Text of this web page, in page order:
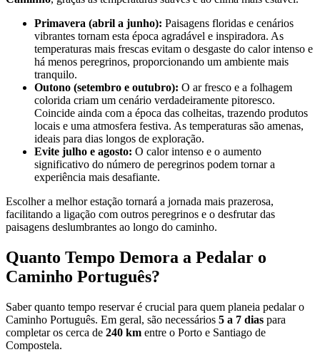
Costa da Prata: Porto a Coimbra biketour
Primavera (abril a junho): Paisagens floridas e cenários
vibrantes tornam esta época agradável e inspiradora. As
temperaturas mais frescas evitam o desgaste do calor intenso e
há menos peregrinos, proporcionando um ambiente mais
tranquilo.
Outono (setembro e outubro): O ar fresco e a folhagem
colorida criam um cenário verdadeiramente pitoresco.
Coincide ainda com a época das colheitas, trazendo produtos
locais e uma atmosfera festiva. As temperaturas são amenas,
ideais para dias longos de exploração.
Evite julho e agosto: O calor intenso e o aumento
significativo do número de peregrinos podem tornar a
experiência mais desafiante.
Escolher a melhor estação tornará a jornada mais prazerosa,
facilitando a ligação com outros peregrinos e o desfrutar das
paisagens deslumbrantes ao longo do caminho.
Quanto Tempo Demora a Pedalar o
Caminho Português?
Saber quanto tempo reservar é crucial para quem planeia pedalar o
Caminho Português. Em geral, são necessários 5 a 7 dias para
completar os cerca de 240 km entre o Porto e Santiago de
Compostela.